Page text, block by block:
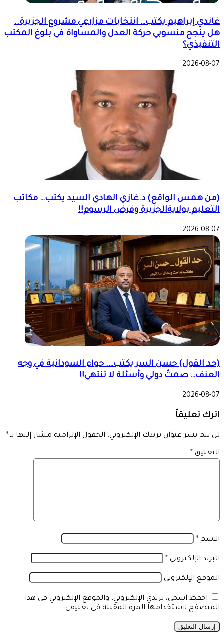
غاندي إبراهيم يكتب… انتخابات مزارعي مشروع الجزيرة..
هل ينجح منسوبي حركة العدل والمساواة في بلوغ المكتب
التنفيذي؟
2026-08-07
(من همس الواقع) د.غازي الهادي السيد يكتب… مكاتب
التعليم بولايةالجزيرة وفرض الرسوم!!
2026-08-07
(حد القول) حسن السر يكتب…. حواء السودانية في وجه
العنف… صمتٌ دولي وأسئلة لا تنتهي!!
2026-08-07
اترك تعليقاً
لن يتم نشر عنوان بريدك الإلكتروني. الحقول الإلزامية مشار إليها بـ *
التعليق *
الاسم *
البريد الإلكتروني *
الموقع الإلكتروني
احفظ اسمي، بريدي الإلكتروني، والموقع الإلكتروني في هذا
المتصفح لاستخدامها المرة المقبلة في تعليقي.